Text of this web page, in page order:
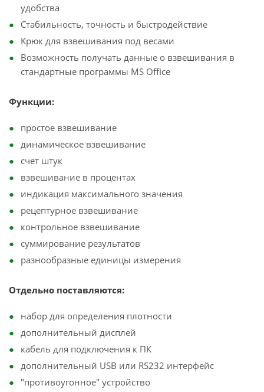
удобства
Стабильность, точность и быстродействие
Крюк для взвешивания под весами
Возможность получать данные о взвешивания в
стандартные программы MS Office
Функции:
простое взвешивание
динамическое взвешивание
счет штук
взвешивание в процентах
индикация максимального значения
рецептурное взвешивание
контрольное взвешивание
суммирование результатов
разнообразные единицы измерения
Отдельно поставляются:
набор для определения плотности
дополнительный дисплей
кабель для подключения к ПК
дополнительный USB или RS232 интерфейс
"противоугонное" устройство